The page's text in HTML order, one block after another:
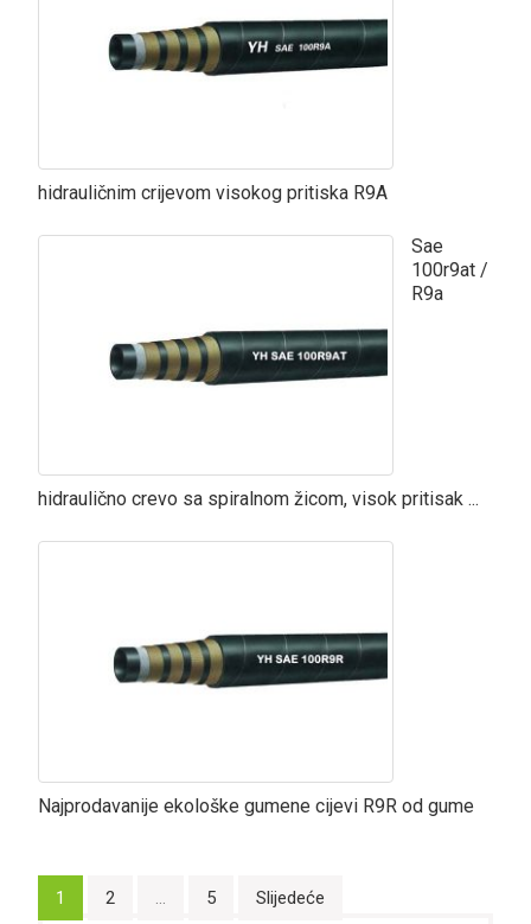
hidrauličnim crijevom visokog pritiska R9A
Sae
100r9at /
R9a
hidraulično crevo sa spiralnom žicom, visok pritisak ...
Najprodavanije ekološke gumene cijevi R9R od gume
Navigacija
1 2 … 5 Slijedeće